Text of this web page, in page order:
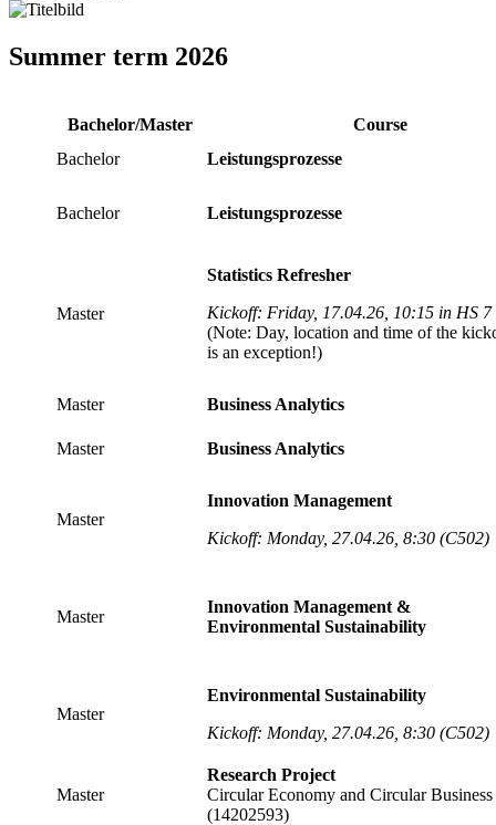
Summer term 2026
Bachelor/Master
Course
Bachelor
Leistungsprozesse
Bachelor Leistungsprozesse
Master
Statistics Refresher
Kickoff: Friday, 17.04.26, 10:15 in HS 7
(Note: Day, location and time of the
is an exception!)
Master Business Analytics
Master Business Analytics
Master
Innovation Management
Kickoff: Monday, 27.04.26, 8:30 (C502)
Master
Innovation Management &
Environmental Sustainability
Master
Environmental Sustainability
Kickoff: Monday, 27.04.26, 8:30 (C502)
Master
Research Project
Circular Economy and Circular
(14202593)